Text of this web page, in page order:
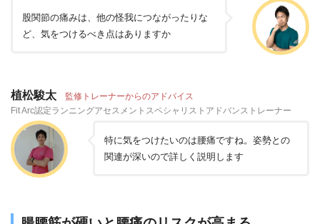
股関節の痛みは、他の怪我につながったりな
ど、気をつけるべき点はありますか
植松駿太 監修トレーナーからのアドバイス
Fit Arc認定ランニングアセスメントスペシャリストアドバンストレーナー
特に気をつけたいのは腰痛ですね。姿勢との
関連が深いので詳しく説明します